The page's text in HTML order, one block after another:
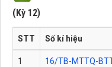
(Kỳ 12)
STT Số kí hiệu
1 16/TB-MTTQ-